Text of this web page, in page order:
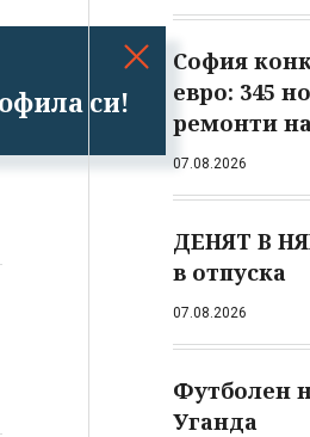
си!
София
евро: 345
ремонти
07.08.2026
ДЕНЯТ В
в отпуска
07.08.2026
Футболен
Уганда